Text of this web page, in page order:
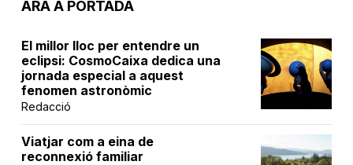
ARA A PORTADA
El millor lloc per entendre un
eclipsi: CosmoCaixa dedica una
jornada especial a aquest
fenomen astronòmic
Redacció
Viatjar com a eina de
reconnexió familiar